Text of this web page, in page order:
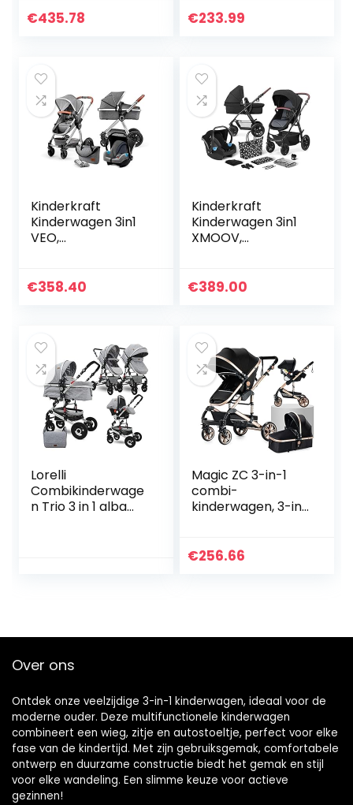
opvouwbare
€435.78
buggy, licht,
€233.99
Kinderkraft
Kinderwagen 3in1
VEO,
Reissysteem, met
€358.40
Kinderkraft
Kinderwagen 3in1
XMOOV,
Reissysteem, met
€389.00
Lorelli
Combikinderwage
n Trio 3 in 1 alba
Magic ZC 3-in-1
combi-
kinderwagen, 3-in-
liggende
€256.66
Over ons
Ontdek onze veelzijdige 3-in-1 kinderwagen, ideaal voor de
moderne ouder. Deze multifunctionele kinderwagen
combineert een wieg, zitje en autostoeltje, perfect voor elke
fase van de kindertijd. Met zijn gebruiksgemak, comfortabele
ontwerp en duurzame constructie biedt het gemak en stijl
voor elke wandeling. Een slimme keuze voor actieve
gezinnen!